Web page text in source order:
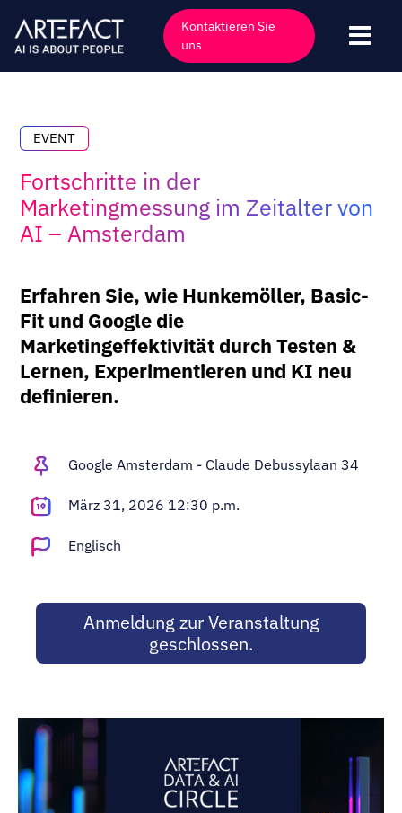
Inhalt
springen
Kontaktieren Sie
uns
Angebote
Einblicke
Kunden
Veranstaltungen
Karriere
Kontakt
nach:
DE
EVENT
Fortschritte in der
Marketingmessung im Zeitalter von
AI – Amsterdam
Erfahren Sie, wie Hunkemöller, Basic-
Fit und Google die
Marketingeffektivität durch Testen &
Lernen, Experimentieren und KI neu
definieren.
Google Amsterdam - Claude Debussylaan 34
März 31, 2026 12:30 p.m.
Englisch
Anmeldung zur Veranstaltung
geschlossen.